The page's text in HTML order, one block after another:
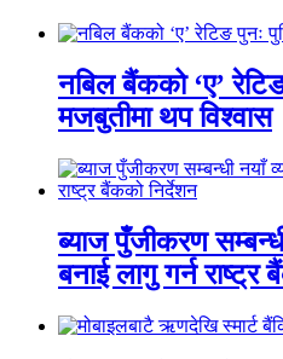
नबिल बैंकको ‘ए’ रेटिङ
मजबुतीमा थप विश्वास
ब्याज पुँजीकरण
बनाई लागु गर्न राष्ट्र